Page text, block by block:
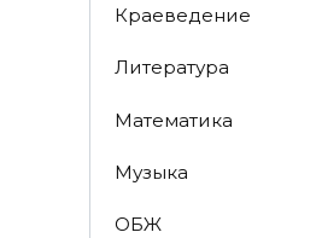
Краеведение
Литература
Математика
Музыка
ОБЖ